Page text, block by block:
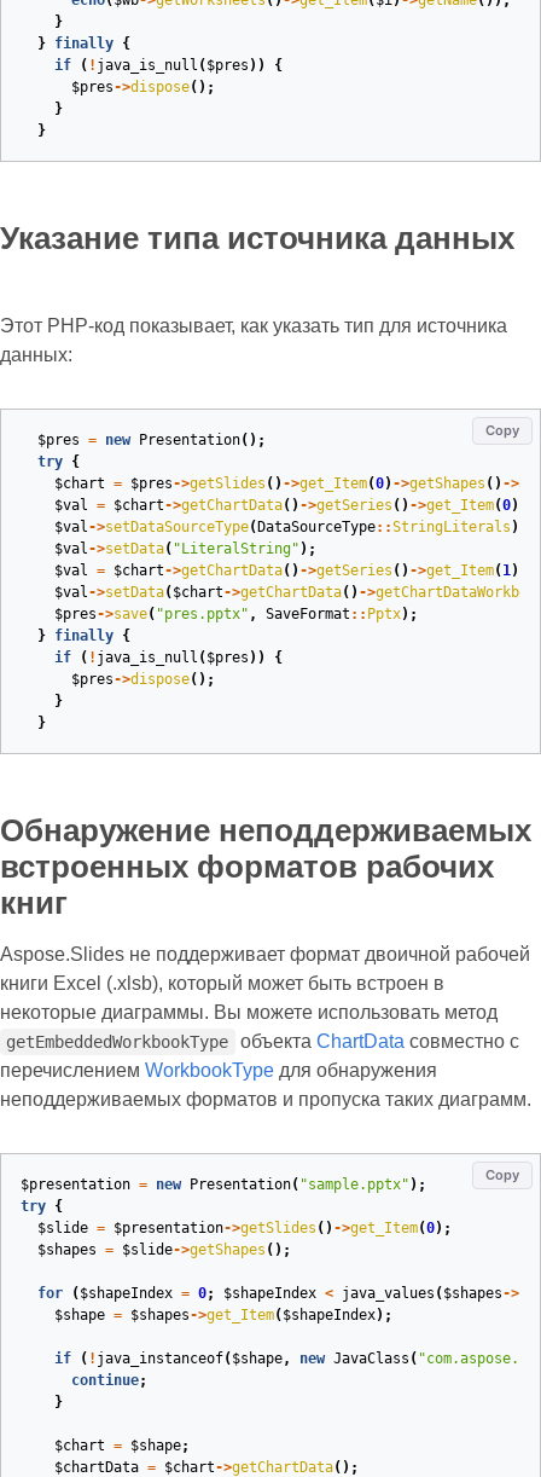
}
} finally {
if
( ! java_is_null ( $pres ))
{
$pres->dispose();
}
}
Указание типа источника данных
Этот PHP‑код показывает, как указать тип для источника
данных:
Copy
$pres = new Presentation();
try {
$chart = $pres->getSlides () ->get_Item(0) ->getShapes () ->
$val = $chart->getChartData() ->getSeries () ->get_Item(0)
$val->setDataSourceType( DataSourceType::StringLiterals );
$val->setData( "LiteralString" );
$val = $chart->getChartData() ->getSeries () ->get_Item( 1)
$val->setData( $chart->getChartData() ->
$pres->save( "pres.pptx" , SaveFormat :: Pptx);
} finally {
if
( ! java_is_null ( $pres ))
{
$pres->dispose();
}
}
Обнаружение неподдерживаемых
встроенных форматов рабочих
книг
Aspose.Slides не поддерживает формат двоичной рабочей
книги Excel (.xlsb), который может быть встроен в
некоторые диаграммы. Вы можете использовать метод
getEmbeddedWorkbookType объекта ChartData совместно с
перечислением WorkbookType для обнаружения
неподдерживаемых форматов и пропуска таких диаграмм.
Copy
$presentation = new Presentation( "sample.pptx" );
try {
$slide = $presentation->getSlides () ->get_Item(0);
$shapes = $slide->getShapes ();
for ( $shapeIndex = 0; $shapeIndex < java_values ( $shapes->
$shape = $shapes->get_Item( $shapeIndex);
if ( ! java_instanceof( $shape, new JavaClass (
continue;
}
$chart = $shape;
$chartData = $chart->getChartData();